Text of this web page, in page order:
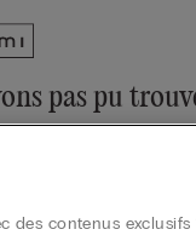
pas pu
ou en visitant la
des contenus exclusifs